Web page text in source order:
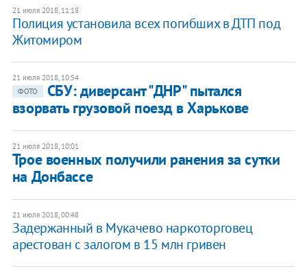
21 июля 2018, 11:18
Полиция установила всех погибших в ДТП под
Житомиром
21 июля 2018, 10:54
ФОТО
СБУ: диверсант "ДНР" пытался
взорвать грузовой поезд в Харькове
21 июля 2018, 10:01
​Трое военных получили ранения за сутки
на Донбассе
21 июля 2018, 00:48
Задержанный в Мукачево наркоторговец
арестован с залогом в 15 млн гривен